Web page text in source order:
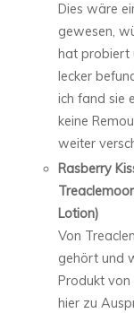
Dies wäre
gewesen,
hat probiert
lecker
ich fand sie
keine
weiter
Rasberry
Lotion)
Von
gehört und
Produkt von
hier zu